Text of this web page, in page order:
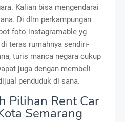
Kalian bisa mengendarai
Di dlm perkampungan
foto instagramable yg
teras rumahnya sendiri-
turis manca negara cukup
juga dengan membeli
penduduk di sana.
Pilihan Rent Car
Semarang